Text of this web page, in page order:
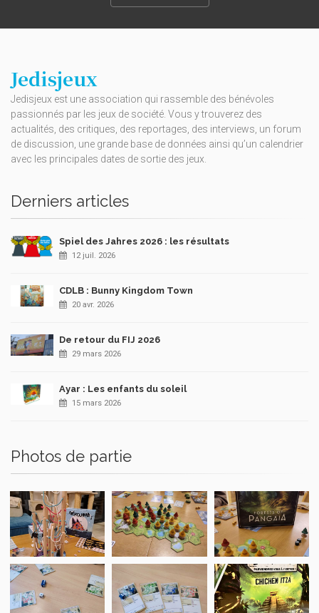
Jedisjeux
Jedisjeux est une association qui rassemble des bénévoles
passionnés par les jeux de société. Vous y trouverez des
actualités, des critiques, des reportages, des interviews, un forum
de discussion, une grande base de données ainsi qu’un calendrier
avec les principales dates de sortie des jeux.
Derniers articles
Spiel des Jahres 2026 : les résultats
12 juil. 2026
CDLB : Bunny Kingdom Town
20 avr. 2026
De retour du FIJ 2026
29 mars 2026
Ayar : Les enfants du soleil
15 mars 2026
Photos de partie